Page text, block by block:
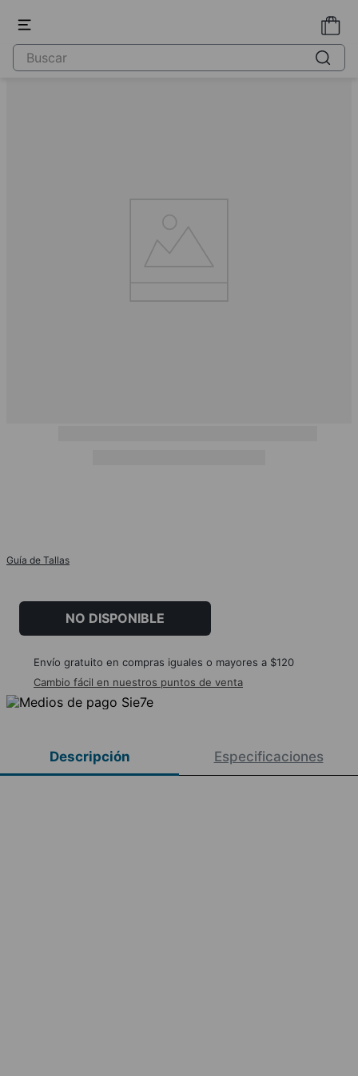
Guía de Tallas
NO DISPONIBLE
Envío gratuito en compras iguales o mayores a $120
Cambio fácil en nuestros puntos de venta
Descripción Especificaciones